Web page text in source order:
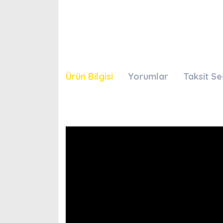
Ürün Bilgisi Yorumlar Taksit